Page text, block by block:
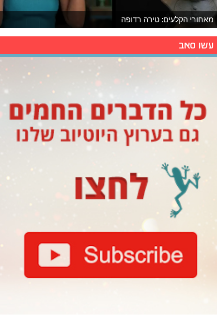
מאחורי הקלעים: טירה רדופה
עשו סאב